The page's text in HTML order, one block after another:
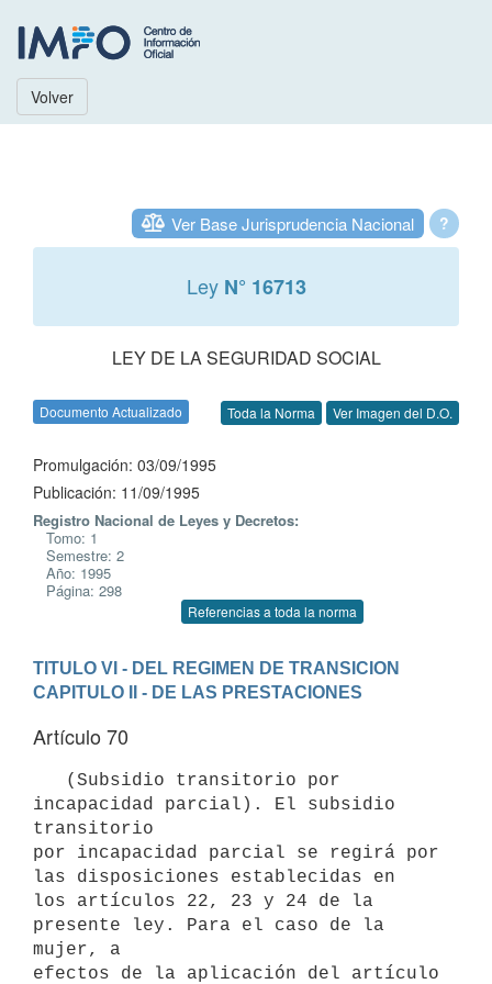
Volver
?
Ver Base Jurisprudencia Nacional
Ley N° 16713
LEY DE LA SEGURIDAD SOCIAL
Documento Actualizado Toda la Norma Ver Imagen del D.O.
Promulgación: 03/09/1995
Publicación: 11/09/1995
Registro Nacional de Leyes y Decretos:
Tomo: 1
Semestre: 2
Año: 1995
Página: 298
Referencias a toda la norma
TITULO VI - DEL REGIMEN DE TRANSICION
CAPITULO II - DE LAS PRESTACIONES
Artículo 70
incapacidad parcial). El subsidio
transitorio
por incapacidad parcial se regirá por
las disposiciones establecidas en
los artículos 22, 23 y 24 de la
presente ley. Para el caso de la
mujer, a
efectos de la aplicación del artículo